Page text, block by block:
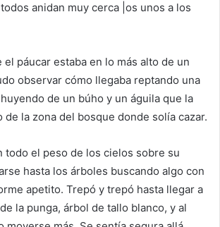
anidan muy cerca |os unos a los
páucar estaba en lo más alto de un
observar cómo llegaba reptando una
de un búho y un águila que la
de la zona del bosque donde solía cazar.
todo el peso de los cielos sobre su
hasta los árboles buscando algo con
apetito. Trepó y trepó hasta llegar a
la punga, árbol de tallo blanco, y al